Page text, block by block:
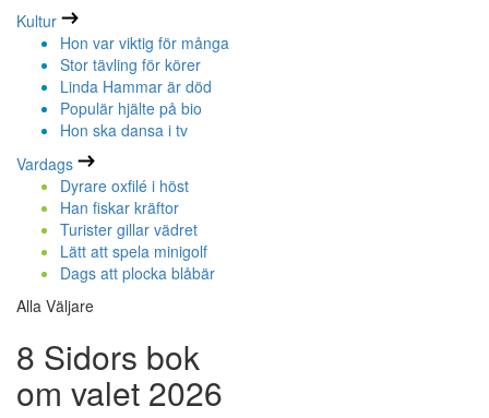
Kultur
Hon var viktig för många
Stor tävling för körer
Linda Hammar är död
Populär hjälte på bio
Hon ska dansa i tv
Vardags
Dyrare oxfilé i höst
Han fiskar kräftor
Turister gillar vädret
Lätt att spela minigolf
Dags att plocka blåbär
Alla Väljare
8 Sidors bok
om valet 2026